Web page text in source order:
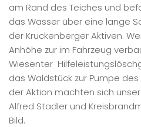
am Rand des Teiches und
das Wasser über eine lange
der Kruckenberger Aktiven.
Anhöhe zur im Fahrzeug
Wiesenter
das Waldstück zur Pumpe
der Aktion machten sich
Alfred Stadler und
Bild.